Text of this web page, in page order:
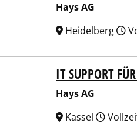
Hays AG
Heidelberg
IT SUPPORT
Hays AG
Kassel